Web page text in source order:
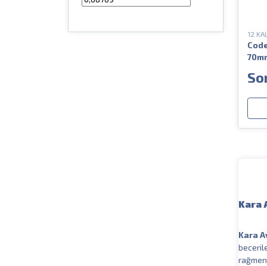
12
Kara
Kara
Hunterland